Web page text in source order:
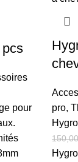
pour
pro,